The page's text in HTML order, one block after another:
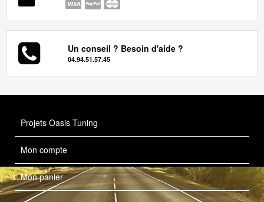
Un conseil ? Besoin d'aide ?
04.94.51.57.45
Projets Oasis Tuning
Mon compte
Mon panier